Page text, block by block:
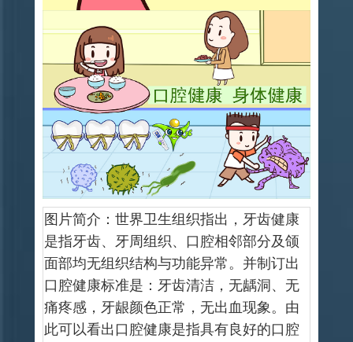
图片简介：世界卫生组织指出，牙齿健康
是指牙齿、牙周组织、口腔相邻部分及颌
面部均无组织结构与功能异常。并制订出
口腔健康标准是：牙齿清洁，无龋洞、无
痛疼感，牙龈颜色正常，无出血现象。由
此可以看出口腔健康是指具有良好的口腔